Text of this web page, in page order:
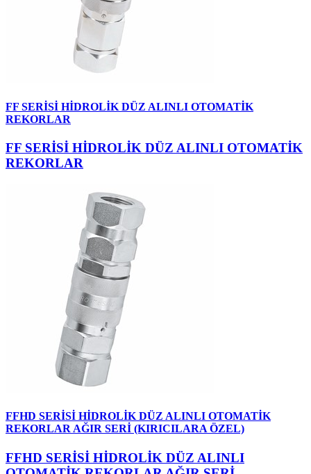
FF SERİSİ HİDROLİK DÜZ ALINLI OTOMATİK
REKORLAR
FF SERİSİ HİDROLİK DÜZ ALINLI OTOMATİK
REKORLAR
FFHD SERİSİ HİDROLİK DÜZ ALINLI OTOMATİK
REKORLAR AĞIR SERİ (KIRICILARA ÖZEL)
FFHD SERİSİ HİDROLİK DÜZ ALINLI